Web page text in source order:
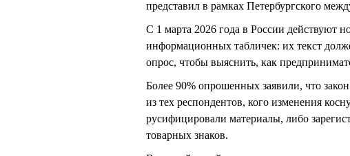
представил в рамках Петербургского
С 1 марта 2026 года в России действуют
информационных табличек: их текст
опрос, чтобы выяснить, как
Более 90% опрошенных заявили, что
из тех респондентов, кого изменения
русифицировали материалы, либо
товарных знаков.